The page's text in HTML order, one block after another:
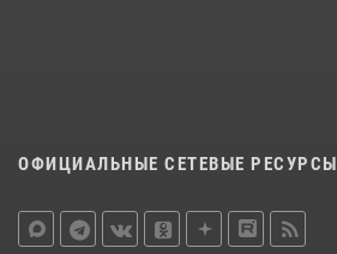
ОФИЦИАЛЬНЫЕ СЕТЕВЫЕ РЕСУРСЫ